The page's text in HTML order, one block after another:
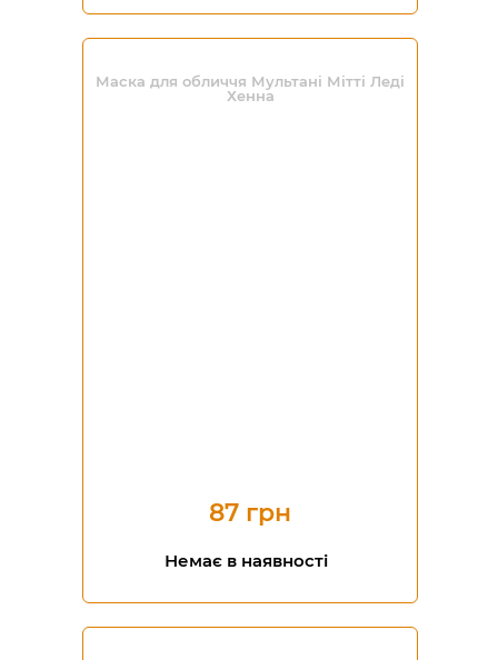
Маска для обличчя Мультані Мітті Леді
Хенна
87 грн
Немає в наявності